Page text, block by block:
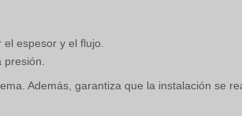
espesor y el flujo.
Además, garantiza que la instalación se